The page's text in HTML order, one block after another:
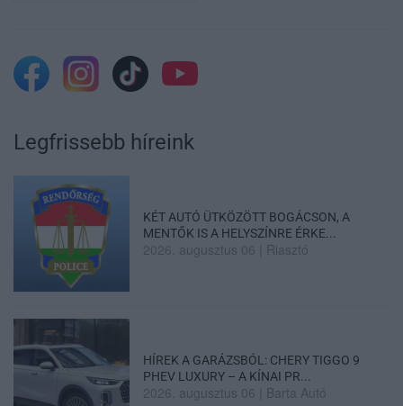
Legfrissebb híreink
KÉT AUTÓ ÜTKÖZÖTT BOGÁCSON, A
MENTŐK IS A HELYSZÍNRE ÉRKE...
2026. augusztus 06 Riasztó
HÍREK A GARÁZSBÓL: CHERY TIGGO 9
PHEV LUXURY – A KÍNAI PR...
2026. augusztus 06 Barta Autó